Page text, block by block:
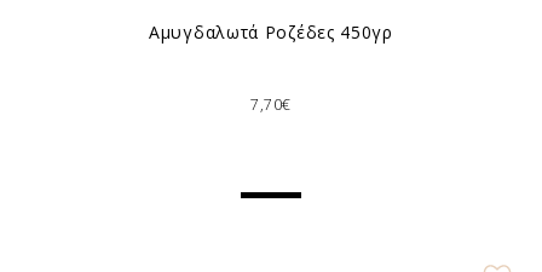
Αμυγδαλωτά Ροζέδες 450γρ
7,70€